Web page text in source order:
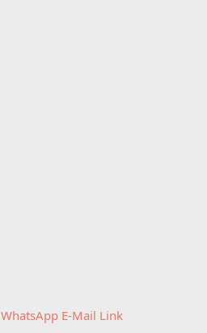
WhatsApp E-Mail Link